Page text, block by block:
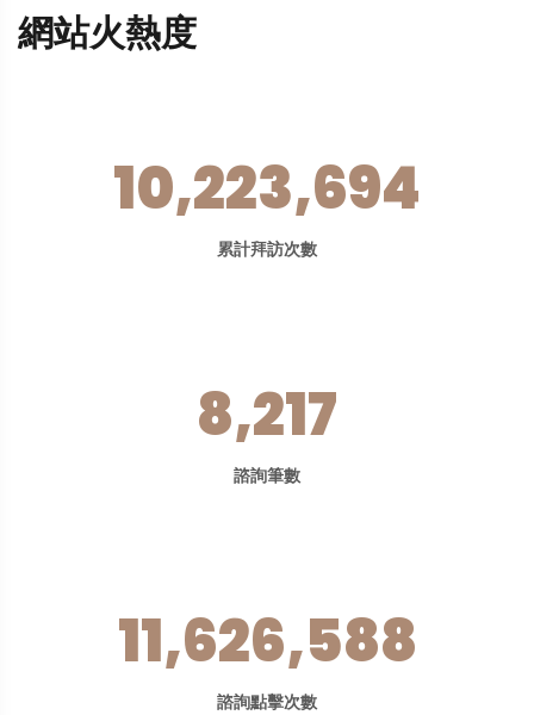
網站火熱度
10,223,694
累計拜訪次數
8,217
諮詢筆數
11,626,588
諮詢點擊次數